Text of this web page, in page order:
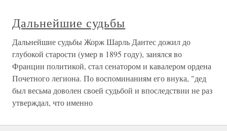
Дальнейшие судьбы
Дальнейшие судьбы Жорж Шарль Дантес дожил до
глубокой старости (умер в 1895 году), занялся во
Франции политикой, стал сенатором и кавалером ордена
Почетного легиона. По воспоминаниям его внука, "дед
был весьма доволен своей судьбой и впоследствии не раз
утверждал, что именно